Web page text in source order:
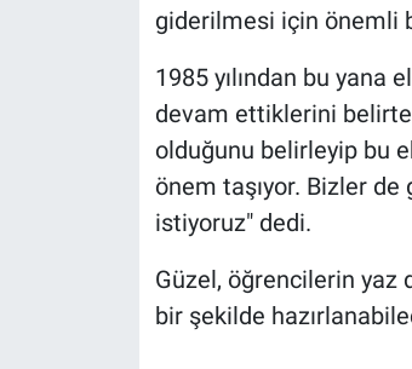
giderilmesi için önemli
1985 yılından bu
devam ettiklerini
olduğunu belirleyip bu
önem taşıyor. Bizler
istiyoruz" dedi.
Güzel, öğrencilerin yaz
bir şekilde